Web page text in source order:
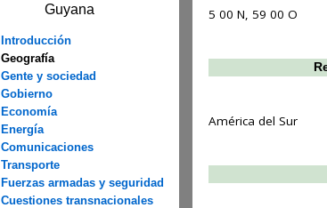
Guyana
Introducción
Geografía
Gente y sociedad
Gobierno
Economía
Energía
Comunicaciones
Transporte
Fuerzas armadas y seguridad
Cuestiones transnacionales
5 00 N, 59 00 O
América del Sur